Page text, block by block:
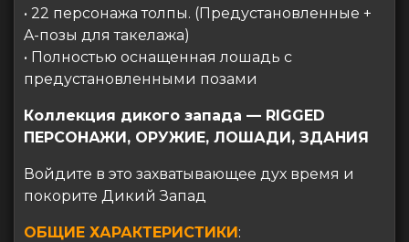
• 22 персонажа толпы. (Предустановленные +
A-позы для такелажа)
• Полностью оснащенная лошадь с
предустановленными позами
Коллекция дикого запада — RIGGED
ПЕРСОНАЖИ, ОРУЖИЕ, ЛОШАДИ, ЗДАНИЯ
Войдите в это захватывающее дух время и
покорите Дикий Запад
ОБЩИЕ ХАРАКТЕРИСТИКИ: